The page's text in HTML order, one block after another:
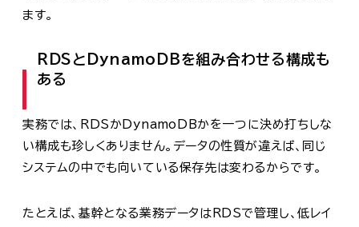
ます。
RDSとDynamoDBを組み合わせる構成も
ある
実務では、RDSかDynamoDBかを一つに決め打ちしな
い構成も珍しくありません。データの性質が違えば、同じ
システムの中でも向いている保存先は変わるからです。
たとえば、基幹となる業務データはRDSで管理し、低レイ